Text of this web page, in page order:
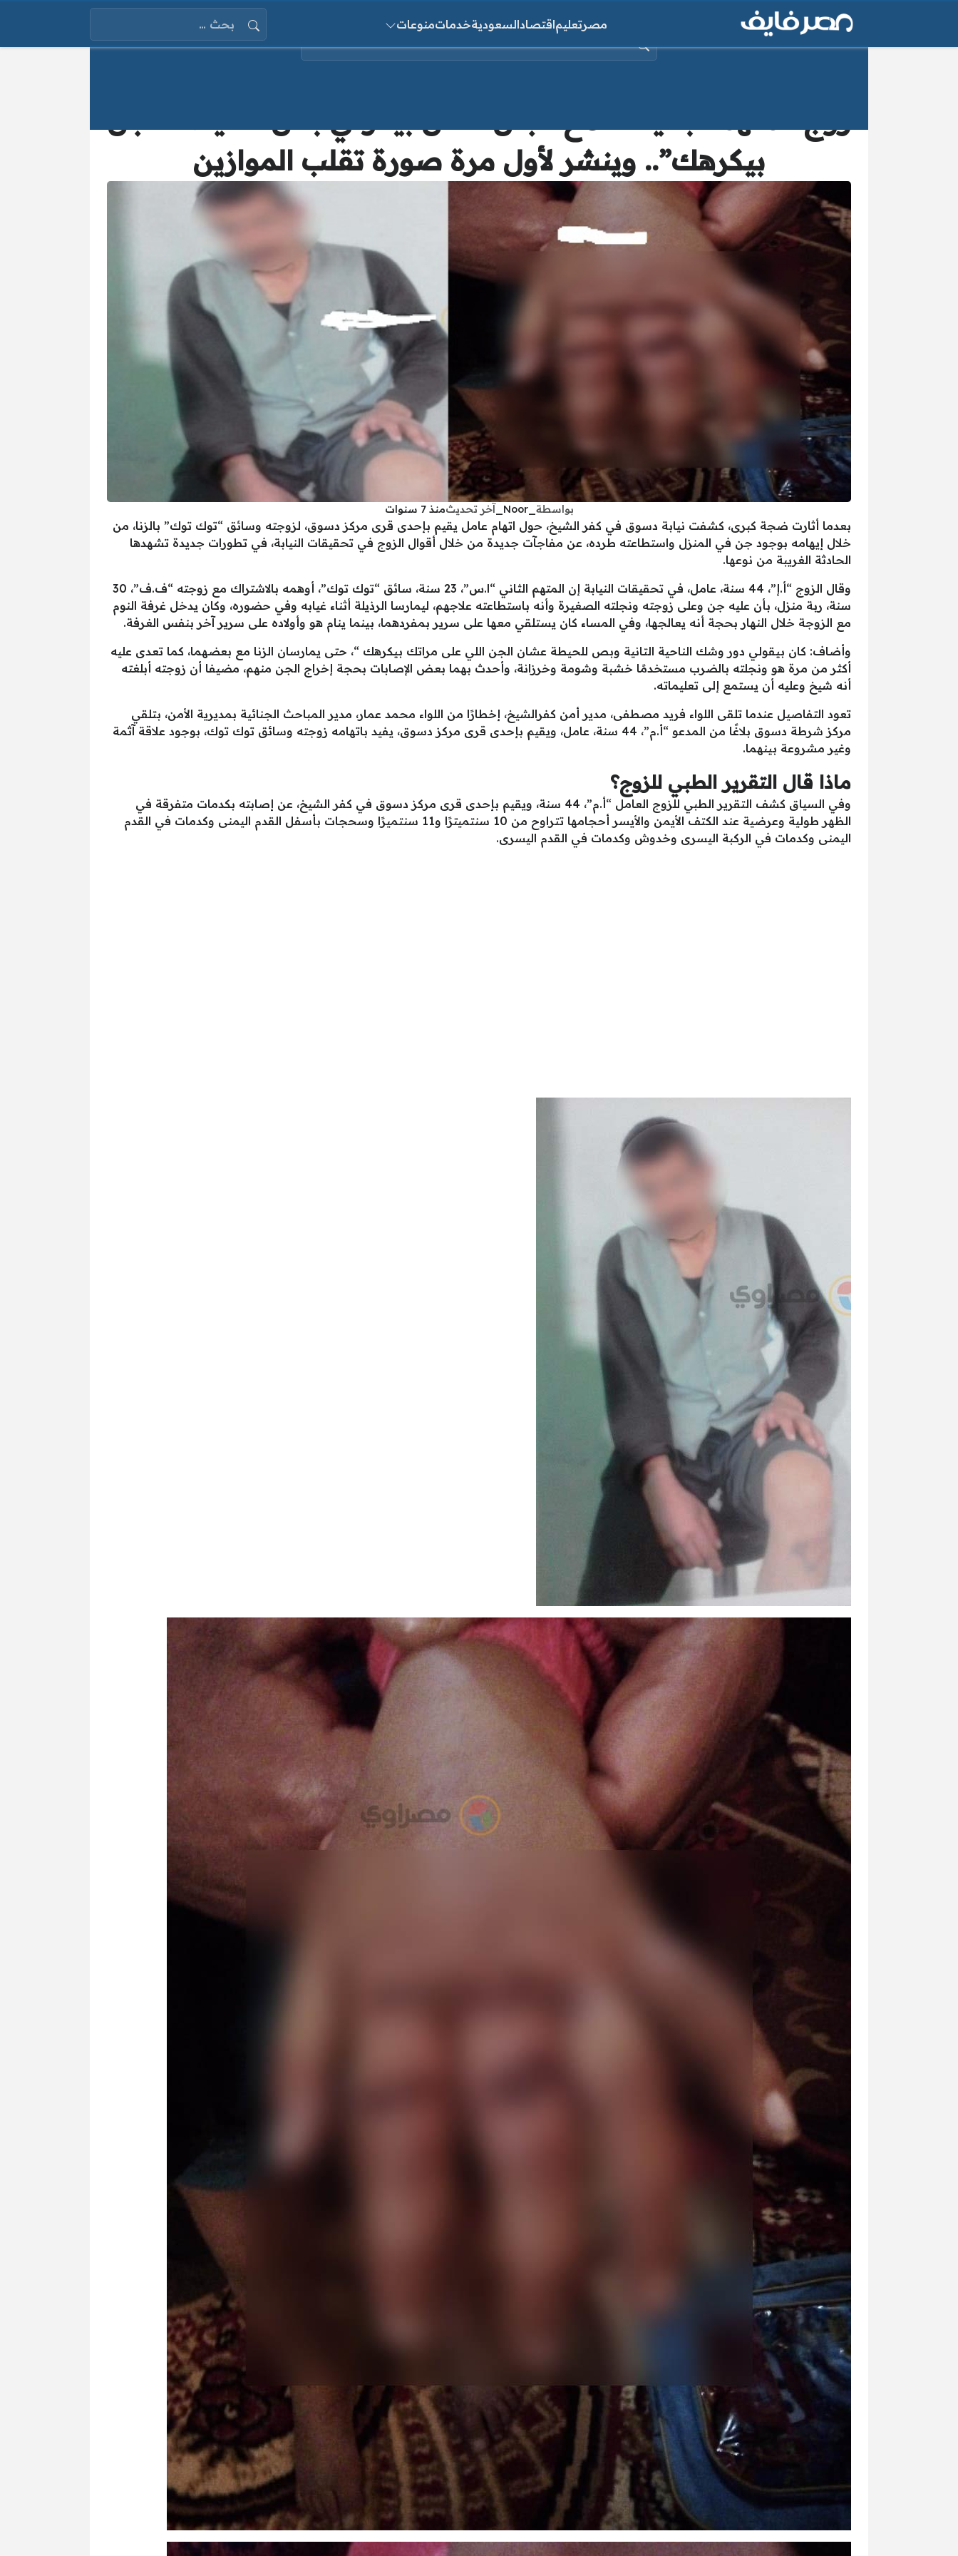
مصرتعليماقتصادالسعوديةخدماتمنوعات
البحث عن:
بيكرهك”.. وينشر لأول مرة صورة تقلب الموازين
بواسطة _Noor_ آخر تحديثمنذ 7 سنوات
بعدما أثارت ضجة كبرى، كشفت نيابة دسوق في كفر الشيخ، حول اتهام عامل يقيم بإحدى قرى مركز دسوق، لزوجته وسائق “توك توك” بالزنا، من
خلال إيهامه بوجود جن في المنزل واستطاعته طرده، عن مفاجآت جديدة من خلال أقوال الزوج في تحقيقات النيابة، في تطورات جديدة تشهدها
الحادثة الغريبة من نوعها.
وقال الزوج “أ.إ”، 44 سنة، عامل، في تحقيقات النيابة إن المتهم الثاني “ا.س”، 23 سنة، سائق “توك توك”، أوهمه بالاشتراك مع زوجته “ف.ف”، 30
سنة، ربة منزل، بأن عليه جن وعلى زوجته ونجلته الصغيرة وأنه باستطاعته علاجهم، ليمارسا الرذيلة أثناء غيابه وفي حضوره، وكان يدخل غرفة النوم
مع الزوجة خلال النهار بحجة أنه يعالجها، وفي المساء كان يستلقي معها على سرير بمفردهما، بينما ينام هو وأولاده على سرير آخر بنفس الغرفة.
وأضاف: كان بيقولي دور وشك الناحية التانية وبص للحيطة عشان الجن اللي على مراتك بيكرهك “، حتى يمارسان الزنا مع بعضهما، كما تعدى عليه
أكثر من مرة هو ونجلته بالضرب مستخدمًا خشبة وشومة وخرزانة، وأحدث بهما بعض الإصابات بحجة إخراج الجن منهم، مضيفا أن زوجته أبلغته
أنه شيخ وعليه أن يستمع إلى تعليماته.
تعود التفاصيل عندما تلقى اللواء فريد مصطفى، مدير أمن كفرالشيخ، إخطارًا من اللواء محمد عمار، مدير المباحث الجنائية بمديرية الأمن، بتلقي
مركز شرطة دسوق بلاغًا من المدعو “أ.م”، 44 سنة، عامل، ويقيم بإحدى قرى مركز دسوق، يفيد باتهامه زوجته وسائق توك توك، بوجود علاقة آثمة
وغير مشروعة بينهما.
ماذا قال التقرير الطبي للزوج؟
وفي السياق كشف التقرير الطبي للزوج العامل “أ.م”، 44 سنة، ويقيم بإحدى قرى مركز دسوق في كفر الشيخ، عن إصابته بكدمات متفرقة في
الظهر طولية وعرضية عند الكتف الأيمن والأيسر أحجامها تتراوح من 10 سنتميترًا و11 سنتميرًا وسحجات بأسفل القدم اليمنى وكدمات في القدم
اليمنى وكدمات في الركبة اليسرى وخدوش وكدمات في القدم اليسرى.